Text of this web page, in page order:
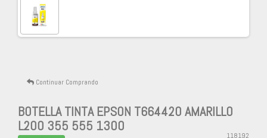
Continuar Comprando
BOTELLA TINTA EPSON T664420 AMARILLO
L200 355 555 1300
118192